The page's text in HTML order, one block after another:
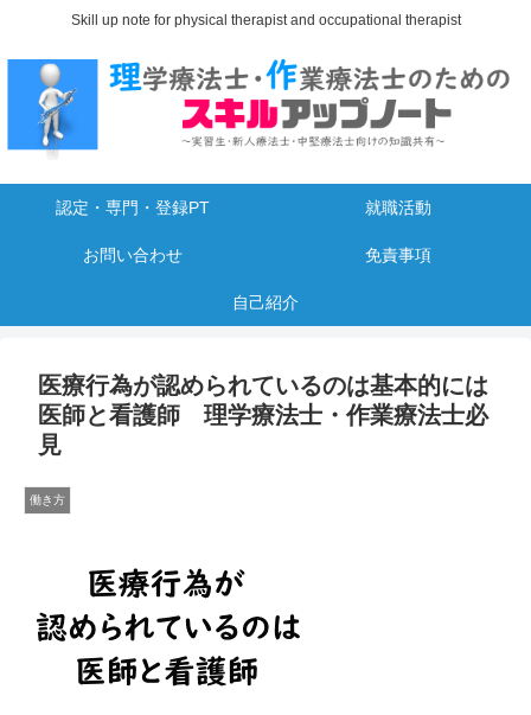
Skill up note for physical therapist and occupational therapist
認定・専門・登録PT 就職活動
お問い合わせ 免責事項
自己紹介
医療行為が認められているのは基本的には
医師と看護師 理学療法士・作業療法士必
見
働き方